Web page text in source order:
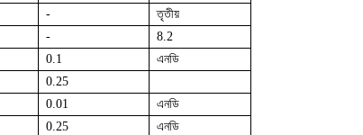
-
তৃতীয়
-
8.2
0.1
এনডি
0.25
0.01
এনডি
0.25
এনডি